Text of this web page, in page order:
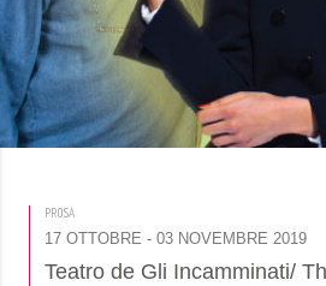
PROSA
17 OTTOBRE - 03 NOVEMBRE 2019
Teatro de Gli Incamminati/